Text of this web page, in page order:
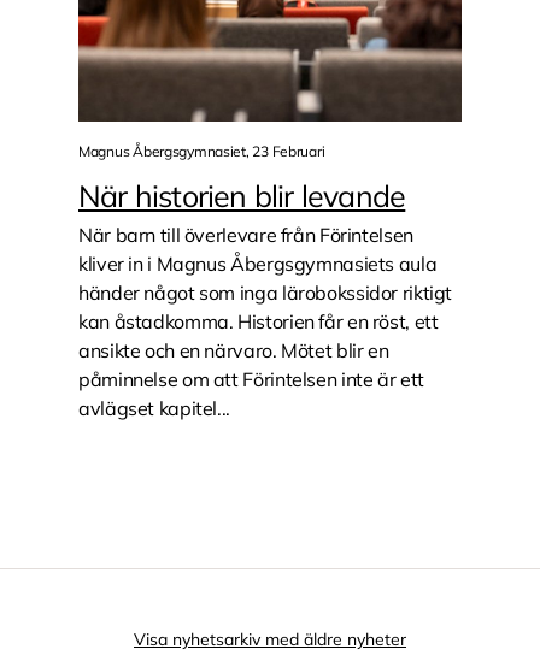
Magnus Åbergsgymnasiet, 23 Februari
När historien blir levande
När barn till överlevare från Förintelsen
kliver in i Magnus Åbergsgymnasiets aula
händer något som inga lärobokssidor riktigt
kan åstadkomma. Historien får en röst, ett
ansikte och en närvaro. Mötet blir en
påminnelse om att Förintelsen inte är ett
avlägset kapitel...
Visa nyhetsarkiv med äldre nyheter